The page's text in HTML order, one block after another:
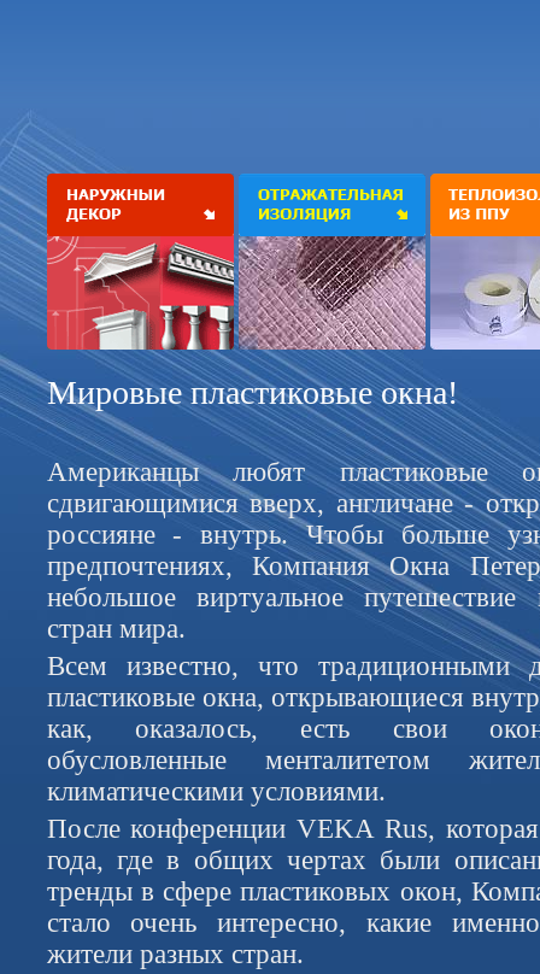
Мировые пластиковые окна!
Американцы любят пластиковые
сдвигающимися вверх, англичане -
россияне - внутрь. Чтобы больше
предпочтениях, Компания Окна
небольшое виртуальное
стран мира.
Всем известно, что традиционными
пластиковые окна, открывающиеся
как, оказалось, есть свои
обусловленные менталитетом
климатическими условиями.
После конференции VEKA Rus,
года, где в общих чертах были
тренды в сфере пластиковых окон,
стало очень интересно, какие
жители разных стран.